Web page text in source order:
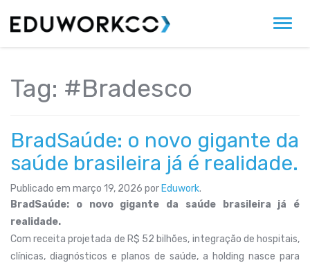
Tag: #Bradesco
BradSaúde: o novo gigante da
saúde brasileira já é realidade.
Publicado em março 19, 2026 por Eduwork.
BradSaúde: o novo gigante da saúde brasileira já é
realidade.
Com receita projetada de R$ 52 bilhões, integração de hospitais,
clínicas, diagnósticos e planos de saúde, a holding nasce para